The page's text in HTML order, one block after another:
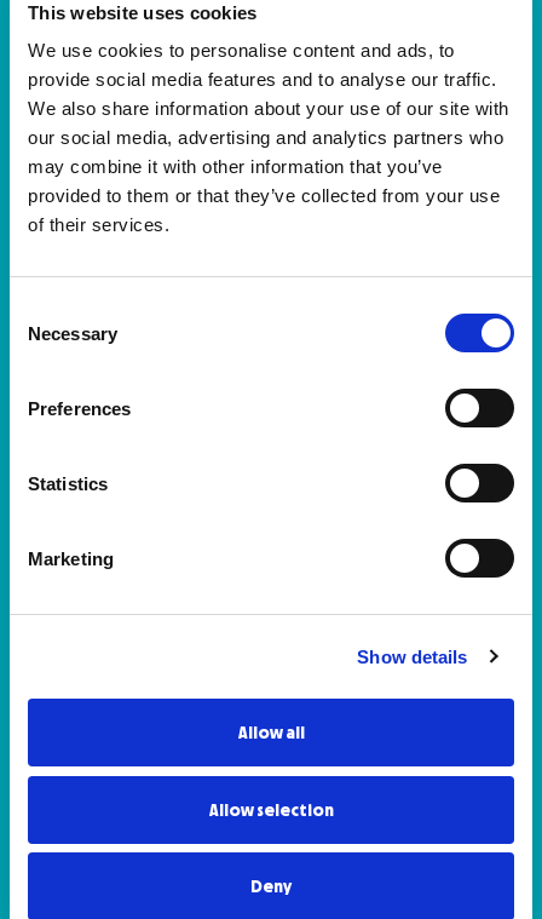
This website uses cookies
We use cookies to personalise content and ads, to
provide social media features and to analyse our traffic.
We also share information about your use of our site with
our social media, advertising and analytics partners who
may combine it with other information that you’ve
provided to them or that they’ve collected from your use
of their services.
Selection
Necessary
Preferences
Statistics
Marketing
Show details
Allow all
Allow selection
Deny
La Hyundai Mitja Marató
Barcelona by Brooks vuelve a
hacer historia: 40.000 dorsales
La Hyundai Mitja Marató Barcelona by Brooks ha
cerrado inscripciones tras agotar los 40.000 dorsales
disponibles en solo 7 días, confirmando un nuevo
de febrero de 2027, se consolida como la media
Leer noticia